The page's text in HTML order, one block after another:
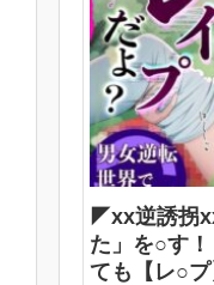
◤xx逆誘拐
た」を○す
ても【レ○